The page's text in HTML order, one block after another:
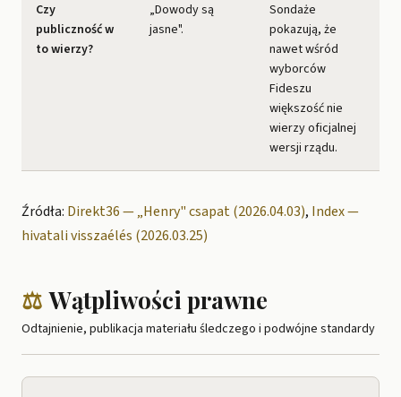
Czy
publiczność w
to wierzy?
„Dowody są
jasne".
Sondaże
pokazują, że
nawet wśród
wyborców
Fideszu
większość nie
wierzy oficjalnej
wersji rządu.
Źródła: Direkt36 — „Henry" csapat (2026.04.03), Index —
hivatali visszaélés (2026.03.25)
⚖️ Wątpliwości prawne
Odtajnienie, publikacja materiału śledczego i podwójne standardy